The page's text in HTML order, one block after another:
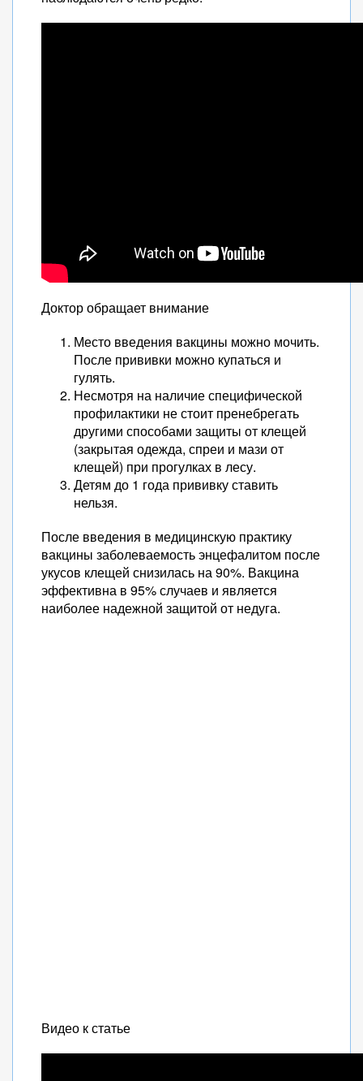
Доктор обращает внимание
Место введения вакцины можно мочить.
После прививки можно купаться и
гулять.
Несмотря на наличие специфической
профилактики не стоит пренебрегать
другими способами защиты от клещей
(закрытая одежда, спреи и мази от
клещей) при прогулках в лесу.
Детям до 1 года прививку ставить
нельзя.
После введения в медицинскую практику
вакцины заболеваемость энцефалитом после
укусов клещей снизилась на 90%. Вакцина
эффективна в 95% случаев и является
наиболее надежной защитой от недуга.
Видео к статье